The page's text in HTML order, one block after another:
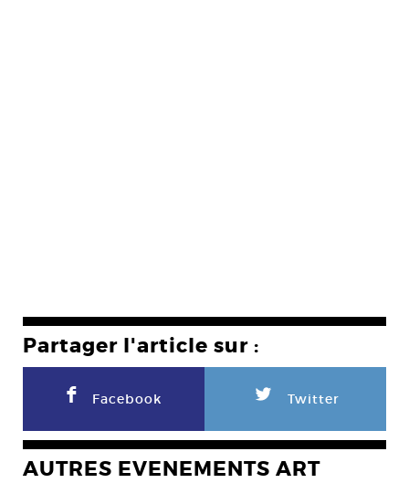
Partager l'article sur :
F Facebook L Twitter
AUTRES EVENEMENTS ART